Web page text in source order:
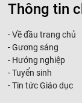
Thông tin
-Về đầu trang chủ
-Gương sáng
- Hướng nghiệp
-Tuyển sinh
-Tin tức Giáo dục